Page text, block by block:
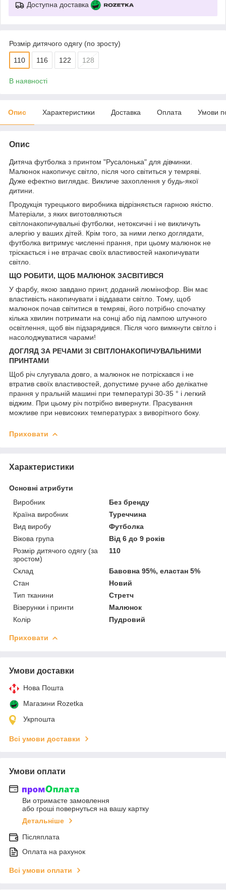
Доступна доставка
Розмір дитячого одягу (по зросту)
110 116 122 128
В наявності
Опис Характеристики Доставка Оплата Умови
Опис
Дитяча футболка з принтом "Русалонька" для дівчинки.
Малюнок накопичує світло, після чого світиться у темряві.
Дуже ефектно виглядає. Викличе захоплення у будь-якої
дитини.
Продукція турецького виробника відрізняється гарною якістю.
Матеріали, з яких виготовляються
світлонакопичувальні футболки, нетоксичні і не викличуть
алергію у ваших дітей. Крім того, за ними легко доглядати,
футболка витримує численні прання, при цьому малюнок не
тріскається і не втрачає своїх властивостей накопичувати
світло.
ЩО РОБИТИ, ЩОБ МАЛЮНОК ЗАСВІТИВСЯ
У фарбу, якою завдано принт, доданий люмінофор. Він має
властивість накопичувати і віддавати світло. Тому, щоб
малюнок почав світитися в темряві, його потрібно спочатку
кілька хвилин потримати на сонці або під лампою штучного
освітлення, щоб він підзарядився. Після чого вимкнути світло і
насолоджуватися чарами!
ДОГЛЯД ЗА РЕЧАМИ ЗІ СВІТЛОНАКОПИЧУВАЛЬНИМИ
ПРИНТАМИ
Щоб річ слугувала довго, а малюнок не потріскався і не
втратив своїх властивостей, допустиме ручне або делікатне
прання у пральній машині при температурі 30-35 ° і легкий
віджим. При цьому річ потрібно вивернути. Прасування
можливе при невисоких температурах з виворітного боку.
Приховати
Характеристики
Основні атрибути
Виробник
Без бренду
Країна виробник
Туреччина
Вид виробу
Футболка
Вікова група
Від 6 до 9 років
Розмір дитячого одягу (за
зростом)
110
Склад
Бавовна 95%, еластан 5%
Стан
Новий
Тип тканини
Стретч
Візерунки і принти
Малюнок
Колір
Пудровий
Приховати
Умови доставки
Нова Пошта
Магазини Rozetka
Укрпошта
Всі умови доставки
Умови оплати
Ви отримаєте замовлення
або гроші повернуться на вашу картку
Детальніше
Післяплата
Оплата на рахунок
Всі умови оплати